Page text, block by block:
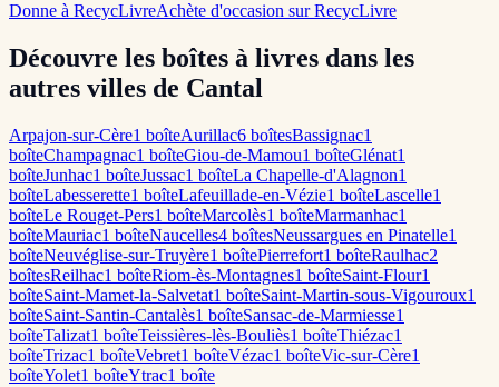
Donne à RecycLivreAchète d'occasion sur RecycLivre
Découvre les boîtes à livres dans les
autres villes de Cantal
Arpajon-sur-Cère1 boîteAurillac6 boîtesBassignac1
boîteChampagnac1 boîteGiou-de-Mamou1 boîteGlénat1
boîteJunhac1 boîteJussac1 boîteLa Chapelle-d'Alagnon1
boîteLabesserette1 boîteLafeuillade-en-Vézie1 boîteLascelle1
boîteLe Rouget-Pers1 boîteMarcolès1 boîteMarmanhac1
boîteMauriac1 boîteNaucelles4 boîtesNeussargues en Pinatelle1
boîteNeuvéglise-sur-Truyère1 boîtePierrefort1 boîteRaulhac2
boîtesReilhac1 boîteRiom-ès-Montagnes1 boîteSaint-Flour1
boîteSaint-Mamet-la-Salvetat1 boîteSaint-Martin-sous-Vigouroux1
boîteSaint-Santin-Cantalès1 boîteSansac-de-Marmiesse1
boîteTalizat1 boîteTeissières-lès-Bouliès1 boîteThiézac1
boîteTrizac1 boîteVebret1 boîteVézac1 boîteVic-sur-Cère1
boîteYolet1 boîteYtrac1 boîte